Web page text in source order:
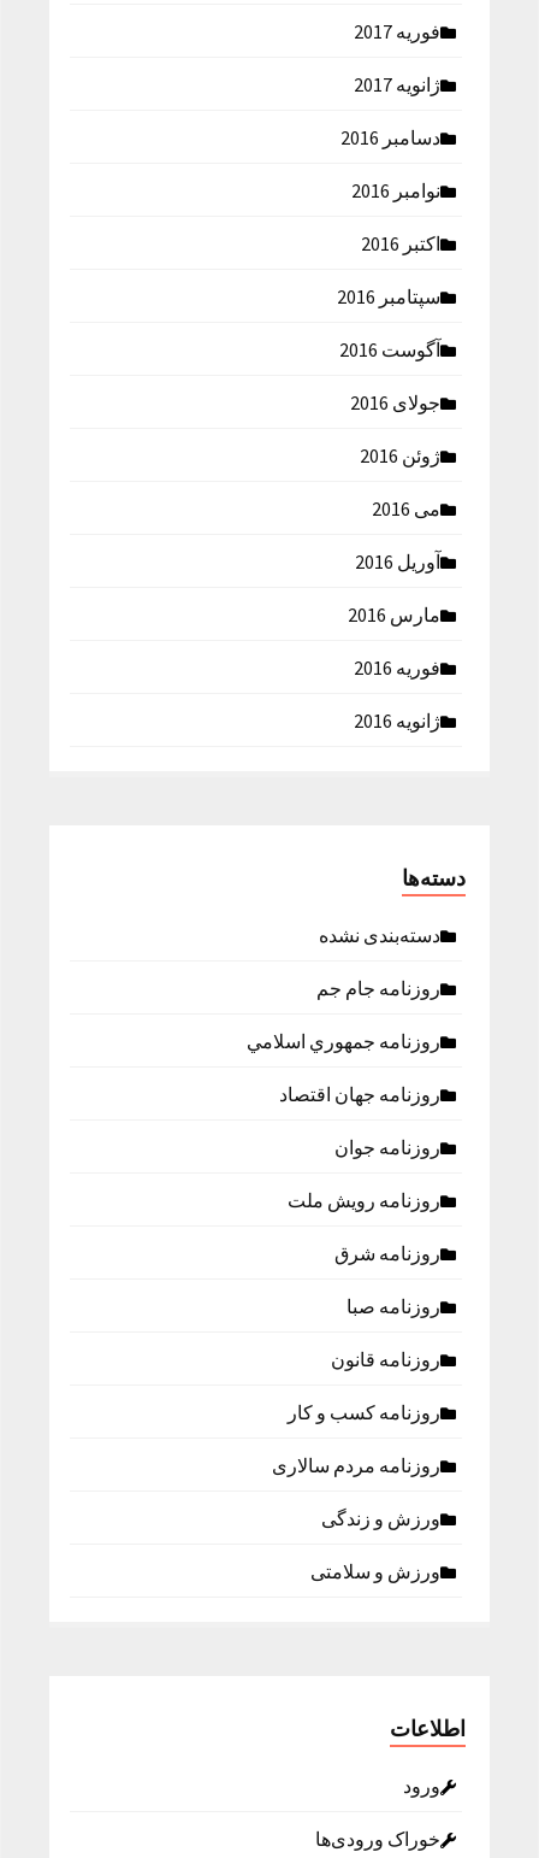
فوریه 2017
ژانویه 2017
دسامبر 2016
نوامبر 2016
اکتبر 2016
سپتامبر 2016
آگوست 2016
جولای 2016
ژوئن 2016
می 2016
آوریل 2016
مارس 2016
فوریه 2016
ژانویه 2016
دسته‌ها
دسته‌بندی نشده
روزنامه جام جم
روزنامه جمهوري اسلامي
روزنامه جهان اقتصاد
روزنامه جوان
روزنامه رویش ملت
روزنامه شرق
روزنامه صبا
روزنامه قانون
روزنامه كسب و كار
روزنامه مردم سالاری
ورزش و زندگی
ورزش و سلامتی
اطلاعات
ورود
خوراک ورودی‌ها